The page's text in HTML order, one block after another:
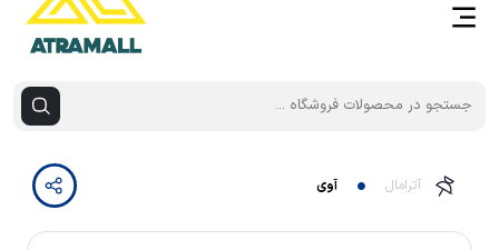
آترامال آوی